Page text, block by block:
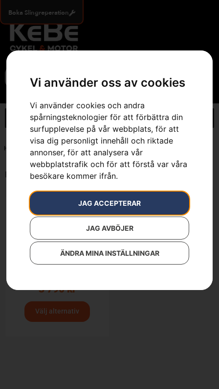
Vi använder oss av cookies
Vi använder cookies och andra
spårningsteknologier för att förbättra din
surfupplevelse på vår webbplats, för att
visa dig personligt innehåll och riktade
annonser, för att analysera vår
webbplatstrafik och för att förstå var våra
besökare kommer ifrån.
JAG ACCEPTERAR
JAG AVBÖJER
ÄNDRA MINA INSTÄLLNINGAR
Boka Slingreperation
Hem S (46/48), 7 cm längre ben
Endast ett sökresultat
3 790kr
Välj alternativ